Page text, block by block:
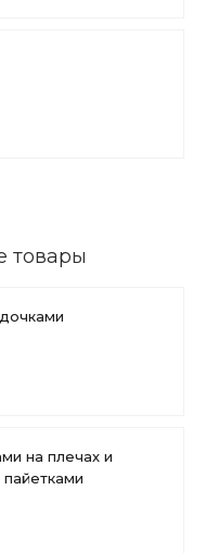
товары
на плечах и